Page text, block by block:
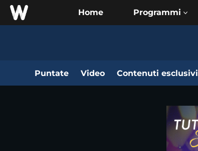
Home
Puntate Video Contenuti esclusivi